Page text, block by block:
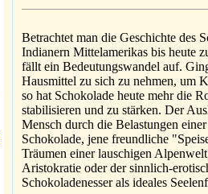
Betrachtet man die Geschichte des
Indianern Mittelamerikas bis heute
fällt ein Bedeutungswandel auf.
Hausmittel zu sich zu nehmen, um
so hat Schokolade heute mehr die
stabilisieren und zu stärken. Der
Mensch durch die Belastungen
Schokolade, jene freundliche
Träumen einer lauschigen
Aristokratie oder der sinnlich-
Schokoladenesser als ideales